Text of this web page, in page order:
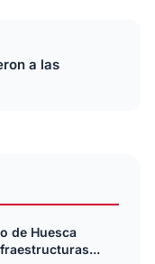
a las
de Huesca